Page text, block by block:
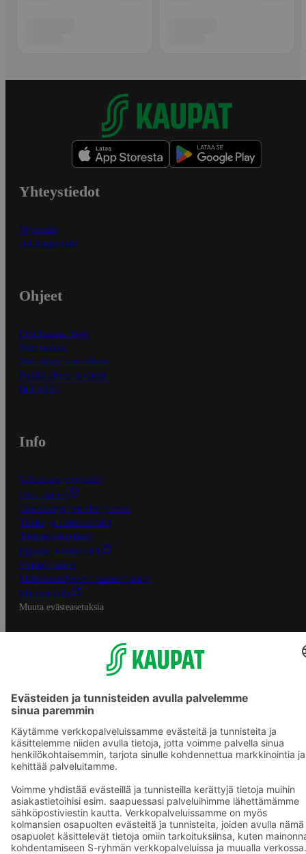
Yhteystiedot
Myymälät
Asiakaspalvelu
Ohjeet
Ensitilaajan ohjeet
Näin maksat
Näin tilaat ja muokkaat
Kaikki ohjeet ja vinkit
In English
Info
S-Business yrityksille
Oiva-raportit
Osuuskauppojen yhteystiedot
Tilaus- ja toimitusehdot
Tietosuojakäytäntö
Palvelun käyttöehdot
Saavutettavuus
Mobiilisovelluksen saavutettavuus
Mainostajalle
Muuta evästeasetuksia
S-ryhmän palvelut
S-ryhmä
Asiakasomistajuus
Yhteishyvä Ruoka -sovellus
S-ostoslista -sovellus
Prisma.fi
Sokos.fi
S-Pankki
Yhteishyvä
Sokos Hotels
Raflaamo